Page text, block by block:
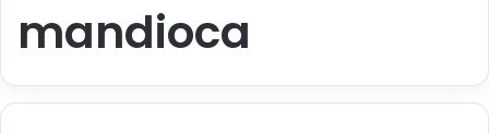
mandioca